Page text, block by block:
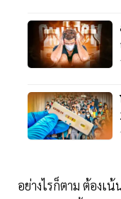
อย่างไรก็ตาม ต้องเ